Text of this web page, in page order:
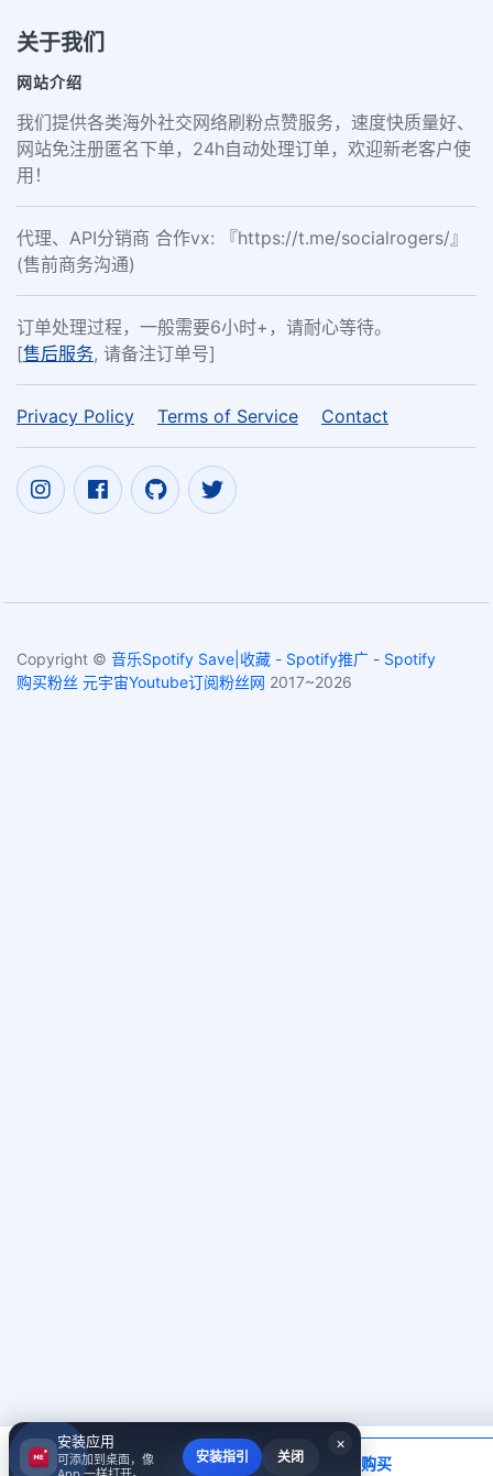
当前应付
填写账号后购买
关于我们
网站介绍
我们提供各类海外社交网络刷粉点赞服务，速度快质量好、
网站免注册匿名下单，24h自动处理订单，欢迎新老客户使
用！
代理、API分销商 合作vx: 『https://t.me/socialrogers/』
(售前商务沟通)
订单处理过程，一般需要6小时+，请耐心等待。
[售后服务, 请备注订单号]
Privacy Policy Terms of Service Contact
Copyright © 音乐Spotify Save|收藏 - Spotify推广 - Spotify
购买粉丝 元宇宙Youtube订阅粉丝网 2017~2026
×
安装应用
可添加到桌面，像
安装指引 关闭